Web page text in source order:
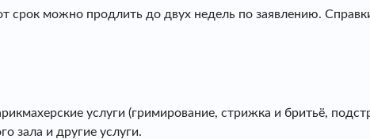
срок можно продлить до двух недель по заявлению.
услуги (гримирование, стрижка и бритьё,
зала и другие услуги.